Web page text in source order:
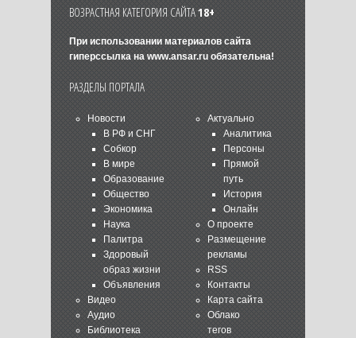
ВОЗРАСТНАЯ КАТЕГОРИЯ САЙТА18+
При использовании материалов сайта
гиперссылка на www.ansar.ruобязательна!
РАЗДЕЛЫ ПОРТАЛА
Новости
В РФ и СНГ
Собкор
В мире
Образование
Общество
Экономика
Наука
Палитра
Здоровый
образ жизни
Объявления
Видео
Аудио
Библиотека
Актуально
Аналитика
Персоны
Прямой
путь
История
Онлайн
О проекте
Размещение
рекламы
RSS
Контакты
Карта сайта
Облако
тегов